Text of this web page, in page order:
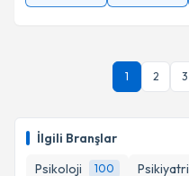
İlgili Branşlar
Psikoloji
100 Psikiyatri
1 2 3